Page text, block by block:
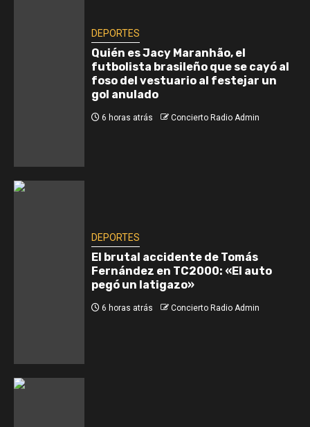
DEPORTES
Quién es Jacy Maranhão, el
futbolista brasileño que se cayó al
foso del vestuario al festejar un
gol anulado
6 horas atrás Concierto Radio Admin
DEPORTES
El brutal accidente de Tomás
Fernández en TC2000: «El auto
pegó un latigazo»
6 horas atrás Concierto Radio Admin